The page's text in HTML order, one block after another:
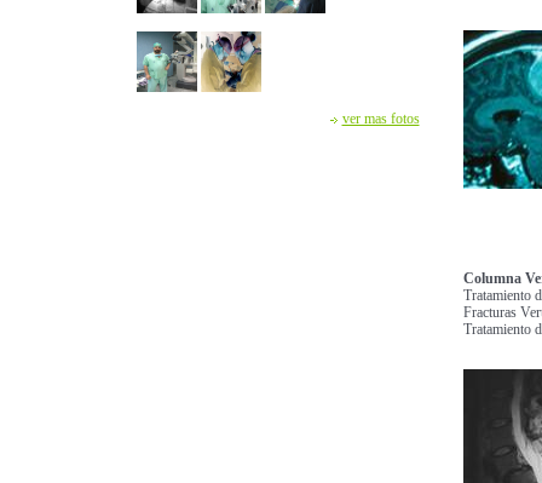
ver mas fotos
Columna
Tratamiento
Fracturas
Tratamiento